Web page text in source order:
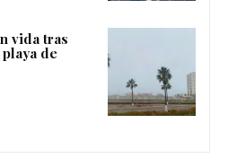
vida tras
de